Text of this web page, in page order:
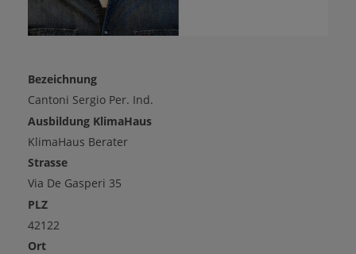
Bezeichnung
Cantoni Sergio Per. Ind.
Ausbildung KlimaHaus
KlimaHaus Berater
Strasse
Via De Gasperi 35
PLZ
42122
Ort